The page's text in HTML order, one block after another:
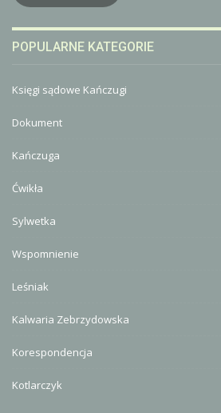
POPULARNE KATEGORIE
Księgi sądowe Kańczugi
Dokument
Kańczuga
Ćwikła
Sylwetka
Wspomnienie
Leśniak
Kalwaria Zebrzydowska
Korespondencja
Kotlarczyk